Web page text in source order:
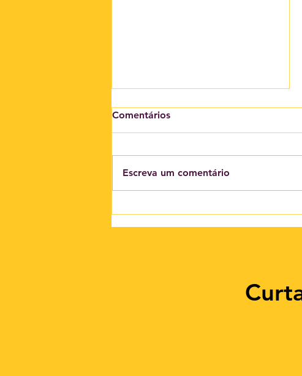
estratégia de alto
Comentários
Escreva um comentário